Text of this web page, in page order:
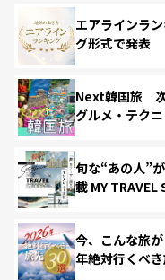
エアラインラ
グ形式で発表
Next韓国旅 次
グルメ・テク
旬な“あの人”
載 MY TRAVEL
今、こんな旅
年絶対行くべ